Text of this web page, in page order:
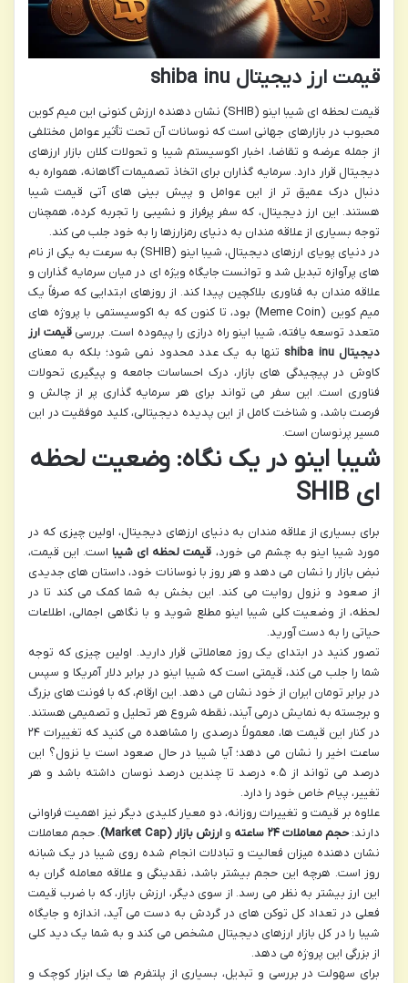
قیمت ارز دیجیتال shiba inu
قیمت لحظه ای شیبا اینو (SHIB) نشان دهنده ارزش کنونی این میم کوین
محبوب در بازارهای جهانی است که نوسانات آن تحت تأثیر عوامل مختلفی
از جمله عرضه و تقاضا، اخبار اکوسیستم شیبا و تحولات کلان بازار ارزهای
دیجیتال قرار دارد. سرمایه گذاران برای اتخاذ تصمیمات آگاهانه، همواره به
دنبال درک عمیق تر از این عوامل و پیش بینی های آتی قیمت شیبا
هستند. این ارز دیجیتال، که سفر پرفراز و نشیبی را تجربه کرده، همچنان
توجه بسیاری از علاقه مندان به دنیای رمزارزها را به خود جلب می کند.
در دنیای پویای ارزهای دیجیتال، شیبا اینو (SHIB) به سرعت به یکی از نام
های پرآوازه تبدیل شد و توانست جایگاه ویژه ای در میان سرمایه گذاران و
علاقه مندان به فناوری بلاکچین پیدا کند. از روزهای ابتدایی که صرفاً یک
میم کوین (Meme Coin) بود، تا کنون که به اکوسیستمی با پروژه های
متعدد توسعه یافته، شیبا اینو راه درازی را پیموده است. بررسیقیمت ارز
دیجیتال shiba inu
تنها به یک عدد محدود نمی شود؛ بلکه به معنای
کاوش در پیچیدگی های بازار، درک احساسات جامعه و پیگیری تحولات
فناوری است. این سفر می تواند برای هر سرمایه گذاری پر از چالش و
فرصت باشد، و شناخت کامل از این پدیده دیجیتالی، کلید موفقیت در این
مسیر پرنوسان است.
شیبا اینو در یک نگاه: وضعیت لحظه
ای SHIB
برای بسیاری از علاقه مندان به دنیای ارزهای دیجیتال، اولین چیزی که در
مورد شیبا اینو به چشم می خورد، قیمت لحظه ای شیبا است. این قیمت،
نبض بازار را نشان می دهد و هر روز با نوسانات خود، داستان های جدیدی
از صعود و نزول روایت می کند. این بخش به شما کمک می کند تا در
لحظه، از وضعیت کلی شیبا اینو مطلع شوید و با نگاهی اجمالی، اطلاعات
حیاتی را به دست آورید.
تصور کنید در ابتدای یک روز معاملاتی قرار دارید. اولین چیزی که توجه
شما را جلب می کند، قیمتی است که شیبا اینو در برابر دلار آمریکا و سپس
در برابر تومان ایران از خود نشان می دهد. این ارقام، که با فونت های بزرگ
و برجسته به نمایش درمی آیند، نقطه شروع هر تحلیل و تصمیمی هستند.
در کنار این قیمت ها، معمولاً درصدی را مشاهده می کنید که تغییرات ۲۴
ساعت اخیر را نشان می دهد؛ آیا شیبا در حال صعود است یا نزول؟ این
درصد می تواند از ۰.۵ درصد تا چندین درصد نوسان داشته باشد و هر
تغییر، پیام خاص خود را دارد.
علاوه بر قیمت و تغییرات روزانه، دو معیار کلیدی دیگر نیز اهمیت فراوانی
دارند:حجم معاملات ۲۴ ساعته وارزش بازار (Market Cap)
. حجم معاملات
نشان دهنده میزان فعالیت و تبادلات انجام شده روی شیبا در یک شبانه
روز است. هرچه این حجم بیشتر باشد، نقدینگی و علاقه معامله گران به
این ارز بیشتر به نظر می رسد. از سوی دیگر، ارزش بازار، که با ضرب قیمت
فعلی در تعداد کل توکن های در گردش به دست می آید، اندازه و جایگاه
شیبا را در کل بازار ارزهای دیجیتال مشخص می کند و به شما یک دید کلی
از بزرگی این پروژه می دهد.
برای سهولت در بررسی و تبدیل، بسیاری از پلتفرم ها یک ابزار کوچک و